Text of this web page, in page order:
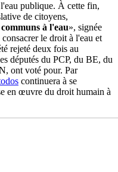
publique. À cette fin,
de citoyens,
à l'eau», signée
le droit à l'eau et
rejeté deux fois au
députés du PCP, du BE, du
ont voté pour. Par
continuera à se
en œuvre du droit humain à